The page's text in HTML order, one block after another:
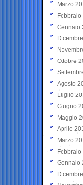
Marzo
Febbraio
Gennaio
Ottobre
Agosto
Luglio
Giugno
Maggio
Aprile
Marzo
Febbraio
Gennaio